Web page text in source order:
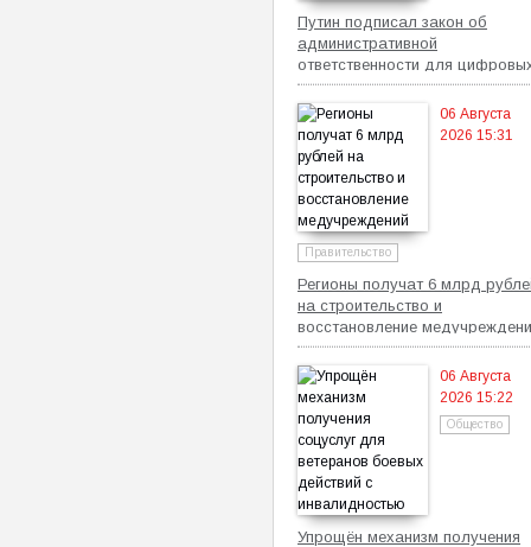
Путин подписал закон об
административной
ответственности для
платформ
06 Августа
2026 15:31
Правительство
Регионы получат 6 млрд
на строительство и
восстановление
06 Августа
2026 15:22
Общество
Упрощён механизм получения